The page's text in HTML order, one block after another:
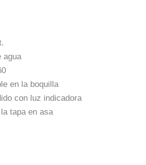
agua
en la boquilla
con luz indicadora
tapa en asa